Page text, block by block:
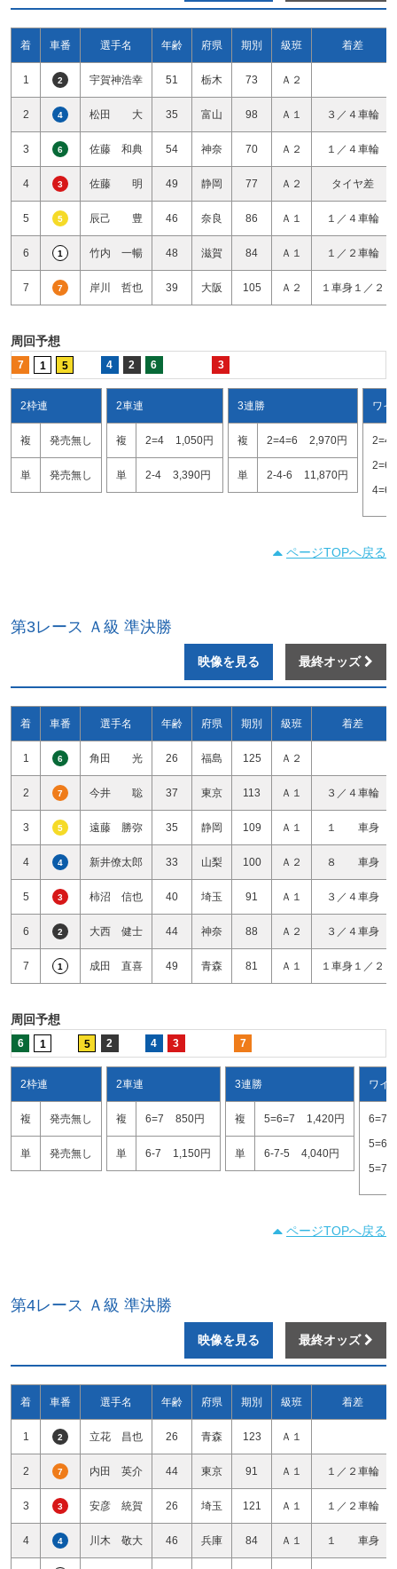
着 車番 選手名 年齢 府県 期別 級班 着差
1 2 宇賀神浩幸 51 栃木 73 Ａ２
2 4 松田 大 35 富山 98 Ａ１ ３／４車輪
3 6 佐藤 和典 54 神奈 70 Ａ２ １／４車輪
4 3 佐藤 明 49 静岡 77 Ａ２ タイヤ差
5 5 辰己 豊 46 奈良 86 Ａ１ １／４車輪
6 1 竹内 一暢 48 滋賀 84 Ａ１ １／２車輪
7 7 岸川 哲也 39 大阪 105 Ａ２ １車身１／２
周回予想
7 1 5 4 2 6 3
2枠連
複 発売無し
単 発売無し
2車連
複 2=4 1,050円
単 2-4 3,390円
3連勝
複 2=4=6 2,970円
単 2-4-6 11,870円
ワイ
2=4
2=6
4=6
ページTOPへ戻る
第3レース Ａ級 準決勝
映像を見る 最終オッズ
着 車番 選手名 年齢 府県 期別 級班 着差
1 6 角田 光 26 福島 125 Ａ２
2 7 今井 聡 37 東京 113 Ａ１ ３／４車輪
3 5 遠藤 勝弥 35 静岡 109 Ａ１ １ 車身
4 4 新井僚太郎 33 山梨 100 Ａ２ ８ 車身
5 3 柿沼 信也 40 埼玉 91 Ａ１ ３／４車身
6 2 大西 健士 44 神奈 88 Ａ２ ３／４車身
7 1 成田 直喜 49 青森 81 Ａ１ １車身１／２
周回予想
6 1 5 2 4 3 7
2枠連
複 発売無し
単 発売無し
2車連
複 6=7 850円
単 6-7 1,150円
3連勝
複 5=6=7 1,420円
単 6-7-5 4,040円
ワイ
6=7
5=6
5=7
ページTOPへ戻る
第4レース Ａ級 準決勝
映像を見る 最終オッズ
着 車番 選手名 年齢 府県 期別 級班 着差
1 2 立花 昌也 26 青森 123 Ａ１
2 7 内田 英介 44 東京 91 Ａ１ １／２車輪
3 3 安彦 統賀 26 埼玉 121 Ａ１ １／２車輪
4 4 川木 敬大 46 兵庫 84 Ａ１ １ 車身